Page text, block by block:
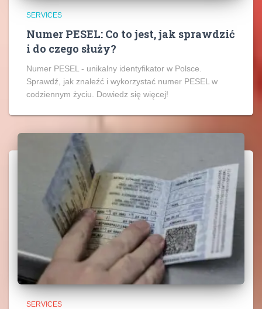
SERVICES
Numer PESEL: Co to jest, jak sprawdzić
i do czego służy?
Numer PESEL - unikalny identyfikator w Polsce.
Sprawdź, jak znaleźć i wykorzystać numer PESEL w
codziennym życiu. Dowiedz się więcej!
SERVICES